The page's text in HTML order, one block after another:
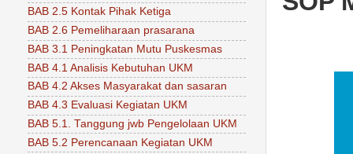
BAB 2.5 Kontak Pihak Ketiga
BAB 2.6 Pemeliharaan prasarana
BAB 3.1 Peningkatan Mutu Puskesmas
BAB 4.1 Analisis Kebutuhan UKM
BAB 4.2 Akses Masyarakat dan sasaran
BAB 4.3 Evaluasi Kegiatan UKM
BAB 5.1. Tanggung jwb Pengelolaan UKM
BAB 5.2 Perencanaan Kegiatan UKM